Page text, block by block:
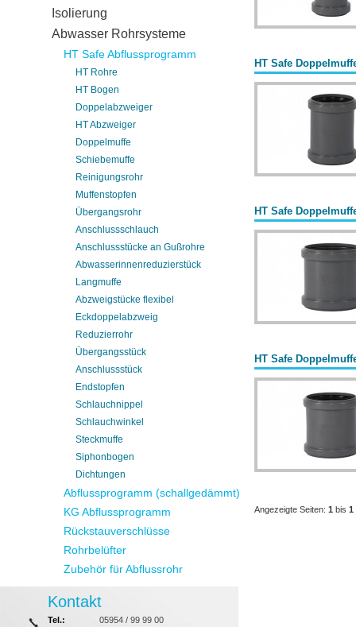
HT Safe
HT Safe
HT Safe
Angezeigte Seiten: 1 bis 1
Isolierung
Abwasser Rohrsysteme
HT Safe Abflussprogramm
HT Rohre
HT Bogen
Doppelabzweiger
HT Abzweiger
Doppelmuffe
Schiebemuffe
Reinigungsrohr
Muffenstopfen
Übergangsrohr
Anschlussschlauch
Anschlussstücke an Gußrohre
Abwasserinnenreduzierstück
Langmuffe
Abzweigstücke flexibel
Eckdoppelabzweig
Reduzierrohr
Übergangsstück
Anschlussstück
Endstopfen
Schlauchnippel
Schlauchwinkel
Steckmuffe
Siphonbogen
Dichtungen
Abflussprogramm (schallgedämmt)
KG Abflussprogramm
Rückstauverschlüsse
Rohrbelüfter
Zubehör für Abflussrohr
Kontakt
Tel.:
05954 / 99 99 00